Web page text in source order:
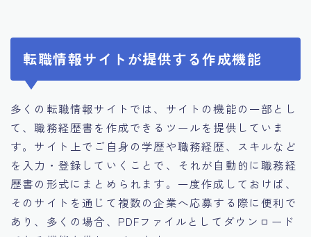
転職情報サイトが提供する作成機能
多くの転職情報サイトでは、サイトの機能の一部とし
て、職務経歴書を作成できるツールを提供していま
す。サイト上でご自身の学歴や職務経歴、スキルなど
を入力・登録していくことで、それが自動的に職務経
歴書の形式にまとめられます。一度作成しておけば、
そのサイトを通じて複数の企業へ応募する際に便利で
あり、多くの場合、PDFファイルとしてダウンロード